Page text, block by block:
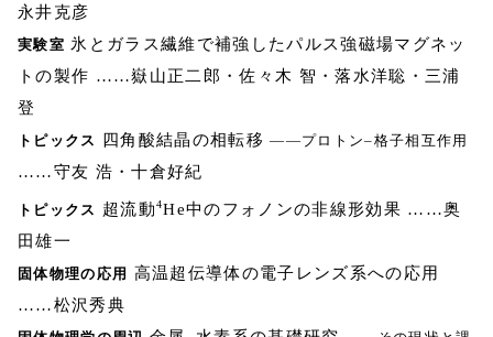
永井克彦
実験室 氷とガラス繊維で補強したパルス強磁場マグネッ
トの製作 ……嶽山正二郎・佐々木 智・落水洋聡・三浦
登
トピックス 四角酸結晶の相転移――プロトン–格子相互作用
……守友 浩・十倉好紀
トピックス 超流動4He中のフォノンの非線形効果 ……奥
田雄一
固体物理の応用 高温超伝導体の電子レンズ系への応用
……松沢秀典